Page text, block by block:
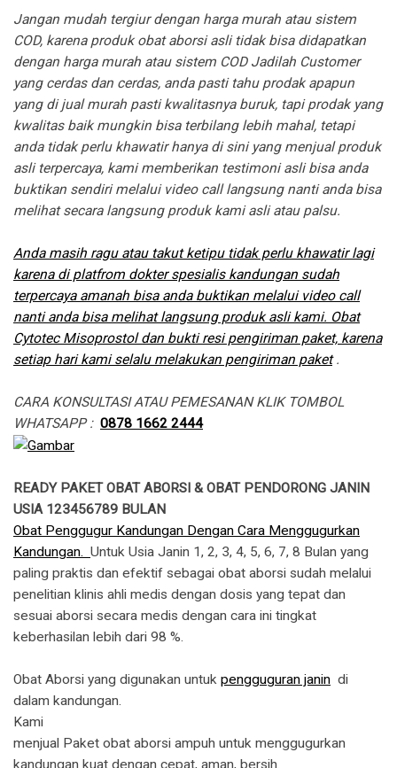
Jangan mudah tergiur dengan harga murah atau sistem
COD, karena produk obat aborsi asli tidak bisa didapatkan
dengan harga murah atau sistem COD Jadilah Customer
yang cerdas dan cerdas, anda pasti tahu prodak apapun
yang di jual murah pasti kwalitasnya buruk, tapi prodak yang
kwalitas baik mungkin bisa terbilang lebih mahal, tetapi
anda tidak perlu khawatir hanya di sini yang menjual produk
asli terpercaya, kami memberikan testimoni asli bisa anda
buktikan sendiri melalui video call langsung nanti anda bisa
melihat secara langsung produk kami asli atau palsu.
Anda masih ragu atau takut ketipu tidak perlu khawatir lagi
karena di platfrom dokter spesialis kandungan sudah
terpercaya amanah bisa anda buktikan melalui video call
nanti anda bisa melihat langsung produk asli kami. Obat
Cytotec Misoprostol dan bukti resi pengiriman paket, karena
setiap hari kami selalu melakukan pengiriman paket.
CARA KONSULTASI ATAU PEMESANAN KLIK TOMBOL
WHATSAPP : 0878 1662 2444
READY PAKET OBAT ABORSI & OBAT PENDORONG JANIN
USIA 123456789 BULAN
Obat Penggugur Kandungan Dengan Cara Menggugurkan
Kandungan. Untuk Usia Janin 1, 2, 3, 4, 5, 6, 7, 8 Bulan yang
paling praktis dan efektif sebagai obat aborsi sudah melalui
penelitian klinis ahli medis dengan dosis yang tepat dan
sesuai aborsi secara medis dengan cara ini tingkat
keberhasilan lebih dari 98 %.
Obat Aborsi yang digunakan untuk pengguguran janin di
dalam kandungan.
​Kami
menjual Paket obat aborsi ampuh untuk menggugurkan
kandungan kuat dengan cepat, aman, bersih.